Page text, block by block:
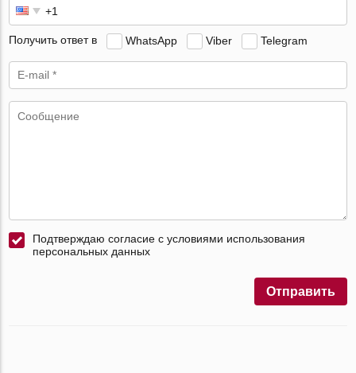
Получить ответ в WhatsApp Viber Telegram
Подтверждаю согласие с условиями использования
персональных данных
Отправить